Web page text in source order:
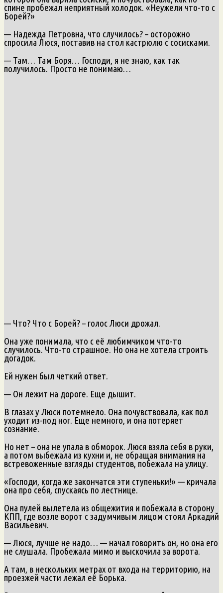
спине пробежал неприятный холодок. «Неужели что-то с
Борей?»
— Надежда Петровна, что случилось? – осторожно
спросила Люся, поставив на стол кастрюлю с сосисками.
— Там… Там Боря… Господи, я не знаю, как так
получилось. Просто не понимаю…
— Что? Что с Борей? – голос Люси дрожал.
Она уже понимала, что с её любимчиком что-то
случилось. Что-то страшное. Но она не хотела строить
догадок.
Ей нужен был четкий ответ.
— Он лежит на дороге. Еще дышит.
В глазах у Люси потемнело. Она почувствовала, как пол
уходит из-под ног. Еще немного, и она потеряет
сознание.
Но нет – она не упала в обморок. Люся взяла себя в руки,
а потом выбежала из кухни и, не обращая внимания на
встревоженные взгляды студентов, побежала на улицу.
«Господи, когда же закончатся эти ступеньки!» — кричала
она про себя, спускаясь по лестнице.
Она пулей вылетела из общежития и побежала в сторону
КПП, где возле ворот с задумчивым лицом стоял Аркадий
Васильевич.
— Люся, лучше не надо… — начал говорить он, но она его
не слушала. Пробежала мимо и выскочила за ворота.
А там, в нескольких метрах от входа на территорию, на
проезжей части лежал её Борька.